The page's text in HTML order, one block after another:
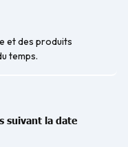
et des produits
temps.
suivant la date